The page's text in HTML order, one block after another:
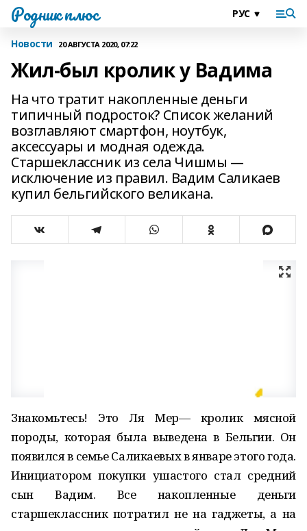
Родник плюс
Новости 20 АВГУСТА 2020, 07:22
Жил-был кролик у Вадима
На что тратит накопленные деньги
типичный подросток? Список желаний
возглавляют смартфон, ноутбук,
аксессуары и модная одежда.
Старшеклассник из села Чишмы —
исключение из правил. Вадим Саликаев
купил бельгийского великана.
Знакомьтесь! Это Ля Мер— кролик мясной
породы, которая была выведена в Бельгии. Он
появился в семье Саликаевых в январе этого года.
Инициатором покупки ушастого стал средний
сын Вадим. Все накопленные деньги
старшеклассник потратил не на гаджеты, а на